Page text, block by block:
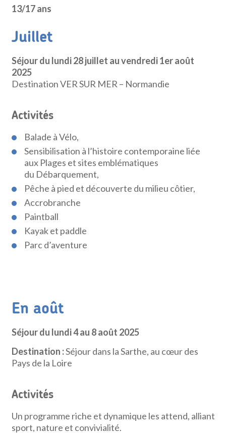
13/17 ans
Juillet
Séjour du lundi 28 juillet au vendredi 1er août
2025
Destination VER SUR MER – Normandie
Activités
Balade à Vélo,
Sensibilisation à l’histoire contemporaine liée
aux Plages et sites emblématiques
du Débarquement,
Pêche à pied et découverte du milieu côtier,
Accrobranche
Paintball
Kayak et paddle
Parc d’aventure
En août
Séjour du lundi 4 au 8 août 2025
Destination :Séjour dans la Sarthe, au cœur des
Pays de la Loire
Activités
Un programme riche et dynamique les attend, alliant
sport, nature et convivialité.